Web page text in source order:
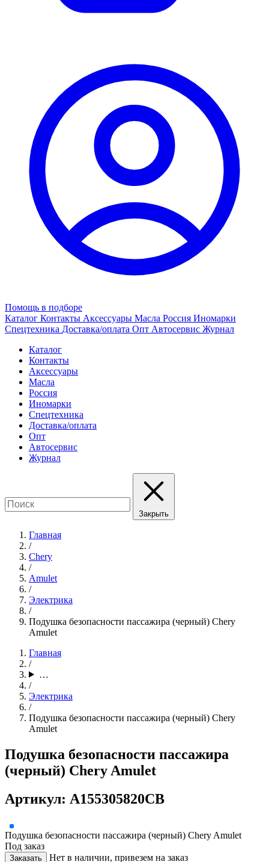
Помощь в подборе
Каталог Контакты Аксессуары Масла Россия Иномарки
Спецтехника Доставка/оплата Опт Автосервис Журнал
Каталог
Контакты
Аксессуары
Масла
Россия
Иномарки
Спецтехника
Доставка/оплата
Опт
Автосервис
Журнал
Закрыть
Главная
/
Chery
/
Amulet
/
Электрика
/
Подушка безопасности пассажира (черный) Chery
Amulet
Главная
/
…
/
Электрика
/
Подушка безопасности пассажира (черный) Chery
Amulet
Подушка безопасности пассажира
(черный) Chery Amulet
Артикул: A155305820CB
Подушка безопасности пассажира (черный) Chery Amulet
Под заказ
Заказать Нет в наличии, привезем на заказ